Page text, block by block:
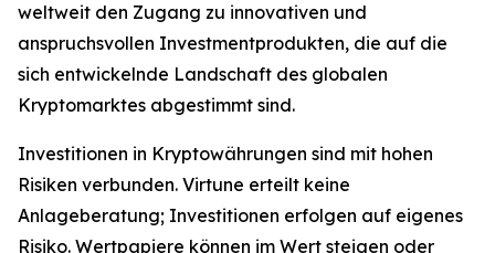
weltweit den Zugang zu innovativen und
anspruchsvollen Investmentprodukten, die auf die
sich entwickelnde Landschaft des globalen
Kryptomarktes abgestimmt sind.
Investitionen in Kryptowährungen sind mit hohen
Risiken verbunden. Virtune erteilt keine
Anlageberatung; Investitionen erfolgen auf eigenes
Risiko. Wertpapiere können im Wert steigen oder